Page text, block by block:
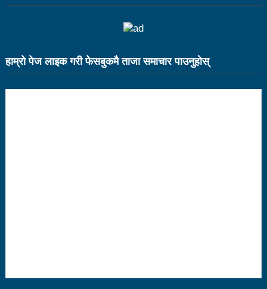
महिलातर्फ २३ विजयी
हाम्राे पेज लाइक गरी फेसबुकमै ताजा समाचार पाउनुहाेस्